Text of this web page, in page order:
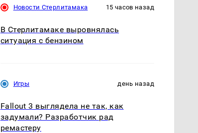
Новости Стерлитамака 15 часов назад
В Стерлитамаке выровнялась
ситуация с бензином
Игры день назад
Fallout 3 выглядела не так, как
задумали? Разработчик рад
ремастеру